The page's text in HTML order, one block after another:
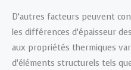
D’autres facteurs peuvent
les différences d’épaisseur
aux propriétés thermiques
d’éléments structurels tels